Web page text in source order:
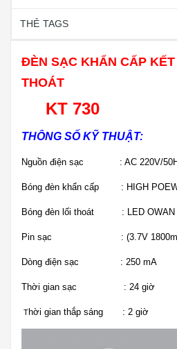
THẺ TAGS
ĐÈN SẠC KHẨN CẤP
THOÁT
KT 730
THÔNG SỐ KỸ THUẬT:
Nguồn điện sạc : AC 220V/
Bóng đèn khẩn cấp : HIGH
Bóng đèn lối thoát : LED OWAN
Pin sạc : (3.7V
Dòng điện sạc : 250 mA
Thời gian sạc : 24 giờ
Thời gian thắp sáng : 2 giờ